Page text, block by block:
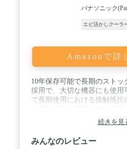
パナソニック
エビ活かしクーラ
Amazonで詳
10年保存可能で長期のスト
採用で、大切な機器にも使用
で長期使用における接触抵抗
止デザインを採用 / サイズ
1.5V / 対応機種:iPodなどの
マートフォン、ゲーム機、パ
続きを見
みんなのレビュー